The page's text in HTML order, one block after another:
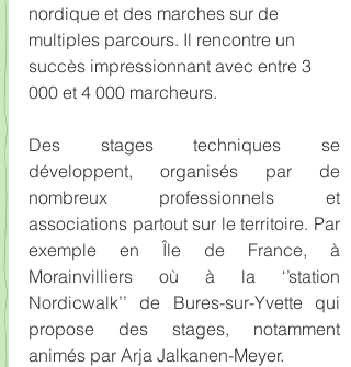
nordique et des marches sur de
multiples parcours. Il rencontre un
succès impressionnant avec entre 3
000 et 4 000 marcheurs.
Des stages techniques se
développent, organisés par de
nombreux professionnels et
associations partout sur le territoire. Par
exemple en Île de France, à
Morainvilliers où à la ‘’station
Nordicwalk’’ de Bures-sur-Yvette qui
propose des stages, notamment
animés par Arja Jalkanen-Meyer.